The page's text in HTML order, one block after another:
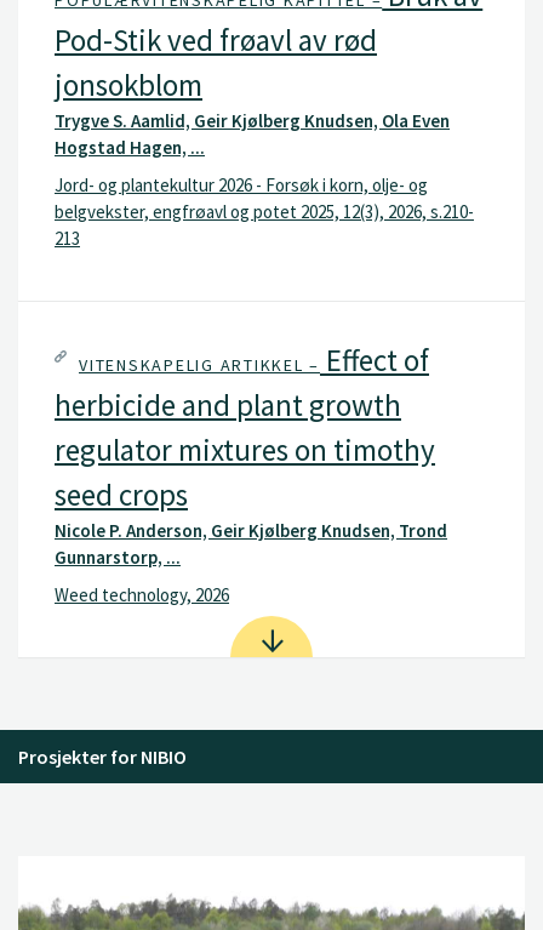
Pod-Stik ved frøavl av rød
jonsokblom
Trygve S. Aamlid, Geir Kjølberg Knudsen, Ola Even
Hogstad Hagen, ...
Jord- og plantekultur 2026 - Forsøk i korn, olje- og
belgvekster, engfrøavl og potet 2025, 12(3), 2026, s.210-
213
VITENSKAPELIG ARTIKKEL – Effect of
herbicide and plant growth
regulator mixtures on timothy
seed crops
Nicole P. Anderson, Geir Kjølberg Knudsen, Trond
Gunnarstorp, ...
Weed technology, 2026
Prosjekter for NIBIO